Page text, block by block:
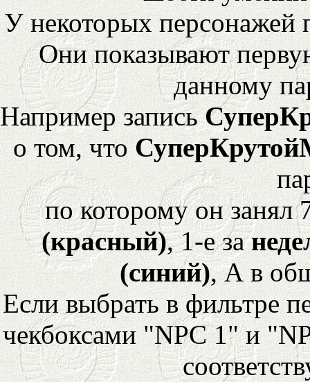
У некоторых персонажей
Они показывают
данному
Например запись
о том, что
по которому он
(красный), 1-е за
(синий), А в
Если выбрать в фильтре
чекбоксами "NPC 1" и